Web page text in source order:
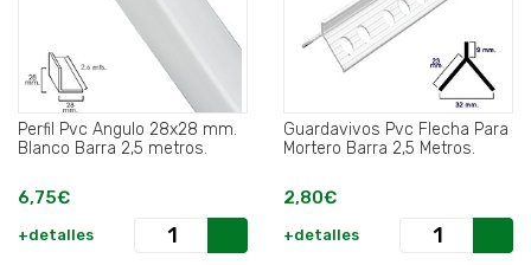
Perfil Pvc Angulo 28x28 mm.
Blanco Barra 2,5 metros.
6,75€
+detalles
Guardavivos Pvc Flecha Para
Mortero Barra 2,5 Metros.
2,80€
+detalles